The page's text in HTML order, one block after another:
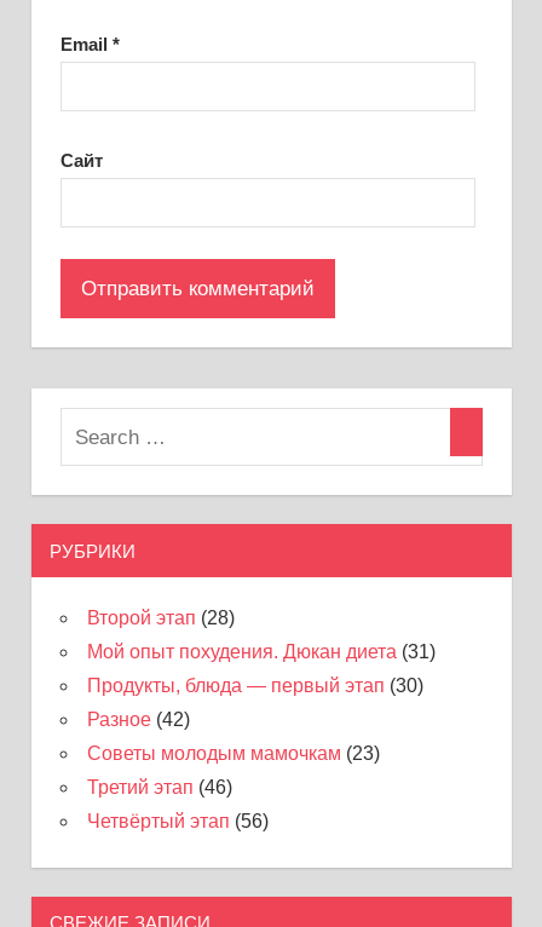
Email *
Сайт
РУБРИКИ
Второй этап (28)
Мой опыт похудения. Дюкан диета (31)
Продукты, блюда — первый этап (30)
Разное(42)
Советы молодым мамочкам (23)
Третий этап (46)
Четвёртый этап (56)